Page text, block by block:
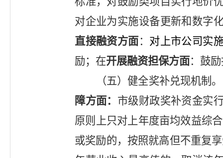
对企业为实施设备更新和数字
直接融资方面： 对上市公司实
励； 在开展融资担保方面：鼓
（五）健全奖补兑现机制
障方面： 市级财政奖补资金实
原则上只对上年度亩均效益综
或奖励的，按照就高但不重复